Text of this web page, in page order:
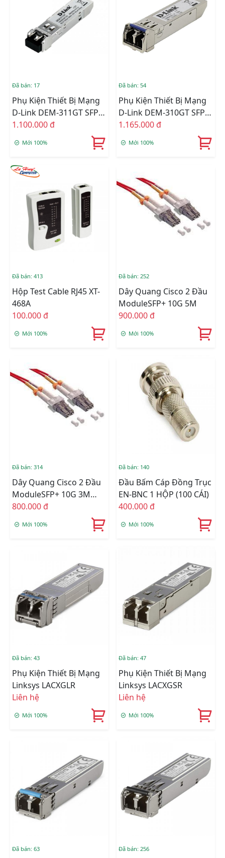
Đã bán: 17
Phụ Kiện Thiết Bị Mạng
D-Link DEM-311GT SFP
Transceiver Multi Mode
1.100.000 đ
Mới 100%
Đã bán: 54
Phụ Kiện Thiết Bị Mạng
D-Link DEM-310GT SFP
Transceiver Single Mode
1.165.000 đ
Mới 100%
Đã bán: 413
Hộp Test Cable RJ45 XT-
468A
100.000 đ
Mới 100%
Đã bán: 252
Dây Quang Cisco 2 Đầu
ModuleSFP+ 10G 5M
900.000 đ
Mới 100%
Đã bán: 314
Dây Quang Cisco 2 Đầu
ModuleSFP+ 10G 3M
(ebay) 1 Đổi 1
800.000 đ
Mới 100%
Đã bán: 140
Đầu Bấm Cáp Đồng Trục
EN-BNC 1 HỘP (100 CÁI)
400.000 đ
Mới 100%
Đã bán: 43
Phụ Kiện Thiết Bị Mạng
Linksys LACXGLR
Liên hệ
Mới 100%
Đã bán: 47
Phụ Kiện Thiết Bị Mạng
Linksys LACXGSR
Liên hệ
Mới 100%
Đã bán: 63 Đã bán: 256